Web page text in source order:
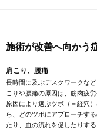
施術が改善へ向かう
肩こり、腰痛
長時間に及ぶデスクワークな
こりや腰痛の原因は、筋肉疲
原因により選ぶツボ（＝経穴
ら、どのツボにアプローチす
たり、血の流れを促したりす